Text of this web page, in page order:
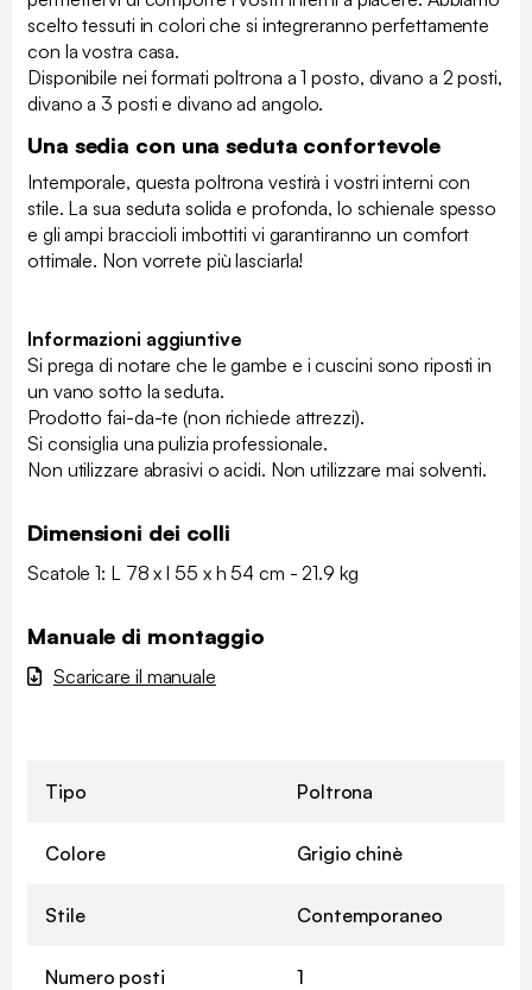
scelto tessuti in colori che si integreranno perfettamente
con la vostra casa.
Disponibile nei formati poltrona a 1 posto, divano a 2 posti,
divano a 3 posti e divano ad angolo.
Una sedia con una seduta confortevole
Intemporale, questa poltrona vestirà i vostri interni con
stile. La sua seduta solida e profonda, lo schienale spesso
e gli ampi braccioli imbottiti vi garantiranno un comfort
ottimale. Non vorrete più lasciarla!
Informazioni aggiuntive
Si prega di notare che le gambe e i cuscini sono riposti in
un vano sotto la seduta.
Prodotto fai-da-te (non richiede attrezzi).
Si consiglia una pulizia professionale.
Non utilizzare abrasivi o acidi. Non utilizzare mai solventi.
Dimensioni dei colli
Scatole 1: L 78 x l 55 x h 54 cm - 21.9 kg
Manuale di montaggio
Scaricare il manuale
Tipo Poltrona
Colore Grigio chinè
Stile Contemporaneo
Numero posti 1